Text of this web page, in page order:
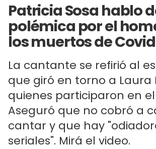
Patricia Sosa hablo
polémica por el
los muertos de Covid
La cantante se refirió al
que giró en torno a Laura
quienes participaron en
Aseguró que no cobró a
cantar y que hay
seriales". Mirá el video.